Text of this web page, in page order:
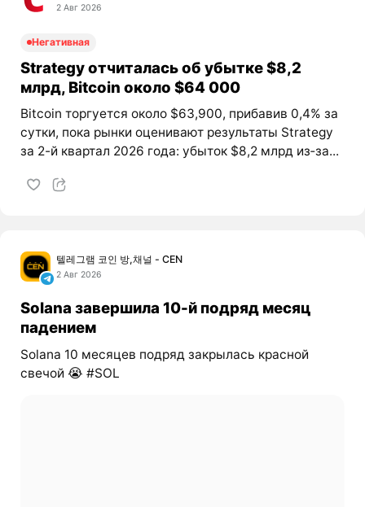
2 Авг 2026
Негативная
Strategy отчиталась об убытке $8,2
млрд, Bitcoin около $64 000
Bitcoin торгуется около $63,900, прибавив 0,4% за
сутки, пока рынки оценивают результаты Strategy
за 2-й квартал 2026 года: убыток $8,2 млрд из‑за...
텔레그램 코인 방,채널 - CEN
2 Авг 2026
Solana завершила 10-й подряд месяц
падением
Solana 10 месяцев подряд закрылась красной
свечой 😭 #SOL